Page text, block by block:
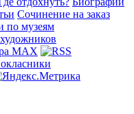
Сочинение на заказ
по музеям